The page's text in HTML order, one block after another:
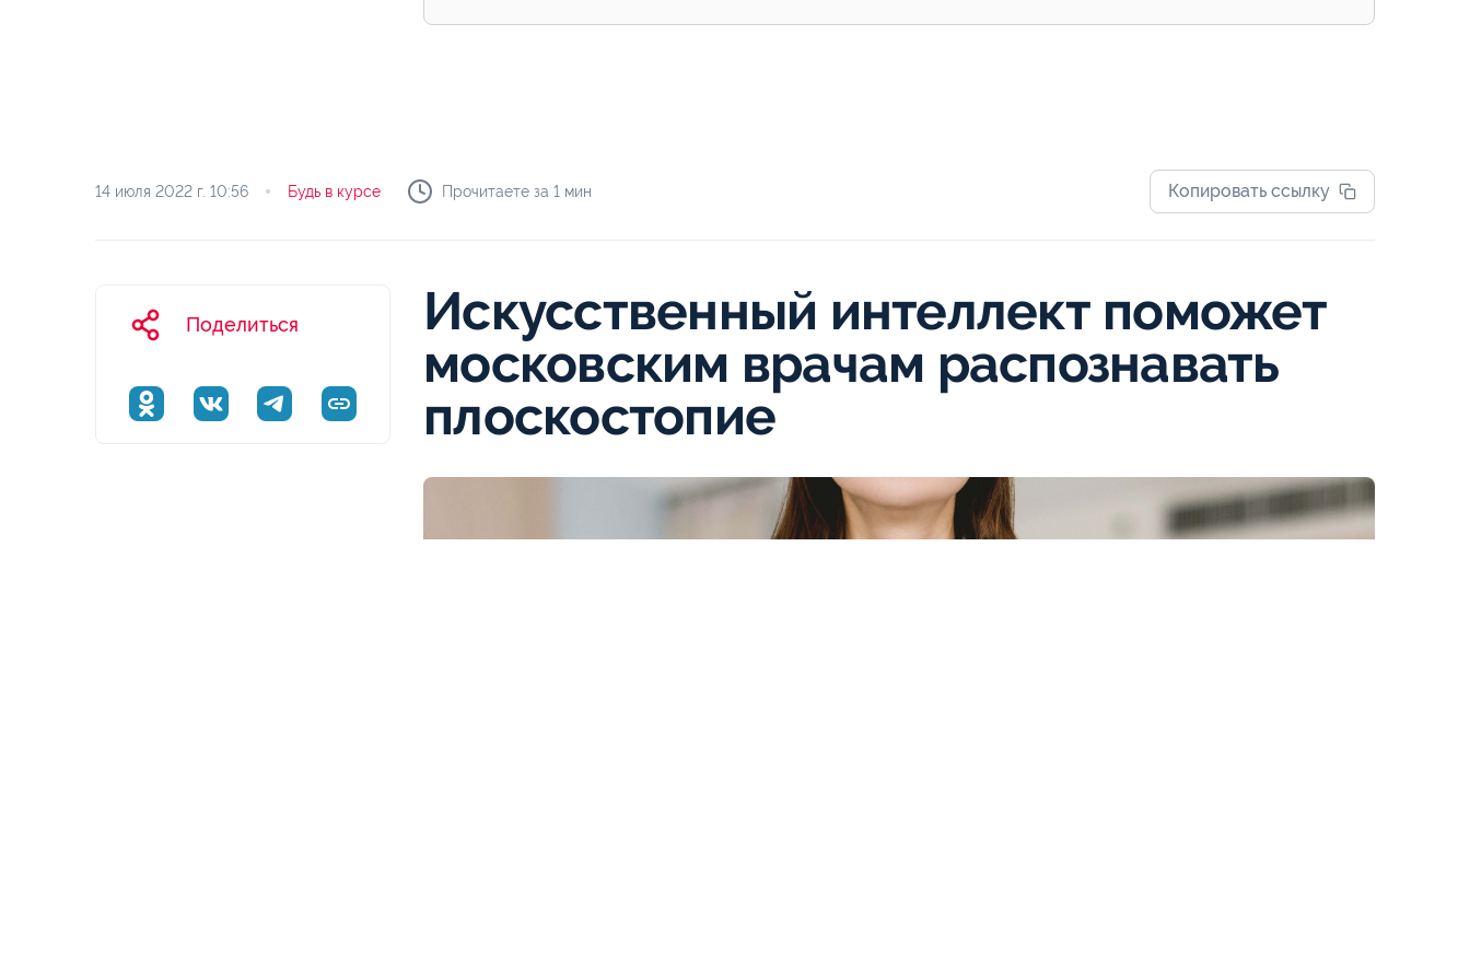
14 июля 2022 г. 10:56 Будь в курсе Прочитаете за 1 мин Копировать ссылку
Поделиться
Искусственный интеллект поможет
московским врачам распознавать
плоскостопие